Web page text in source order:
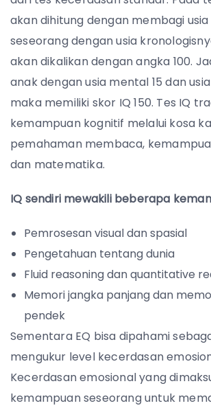
akan dihitung dengan membagi
seseorang dengan usia
akan dikalikan dengan angka 100.
anak dengan usia mental 15 dan
maka memiliki skor IQ 150. Tes IQ
kemampuan kognitif melalui kosa
pemahaman membaca,
dan matematika.
IQ sendiri mewakili beberapa
Pemrosesan visual dan spasial
Pengetahuan tentang dunia
Fluid reasoning dan quantitative
Memori jangka panjang dan
pendek
Sementara EQ bisa dipahami
mengukur level kecerdasan
Kecerdasan emosional yang
kemampuan seseorang untuk